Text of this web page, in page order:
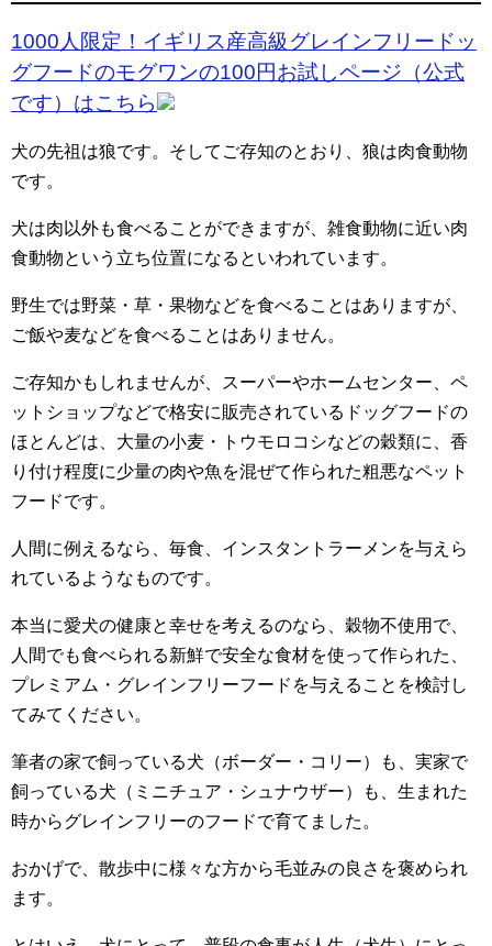
1000人限定！イギリス産高級グレインフリードッ
グフードのモグワンの100円お試しページ（公式
です）はこちら
犬の先祖は狼です。そしてご存知のとおり、狼は肉食動物
です。
犬は肉以外も食べることができますが、雑食動物に近い肉
食動物という立ち位置になるといわれています。
野生では野菜・草・果物などを食べることはありますが、
ご飯や麦などを食べることはありません。
ご存知かもしれませんが、スーパーやホームセンター、ペ
ットショップなどで格安に販売されているドッグフードの
ほとんどは、大量の小麦・トウモロコシなどの穀類に、香
り付け程度に少量の肉や魚を混ぜて作られた粗悪なペット
フードです。
人間に例えるなら、毎食、インスタントラーメンを与えら
れているようなものです。
本当に愛犬の健康と幸せを考えるのなら、穀物不使用で、
人間でも食べられる新鮮で安全な食材を使って作られた、
プレミアム・グレインフリーフードを与えることを検討し
てみてください。
筆者の家で飼っている犬（ボーダー・コリー）も、実家で
飼っている犬（ミニチュア・シュナウザー）も、生まれた
時からグレインフリーのフードで育てました。
おかげで、散歩中に様々な方から毛並みの良さを褒められ
ます。